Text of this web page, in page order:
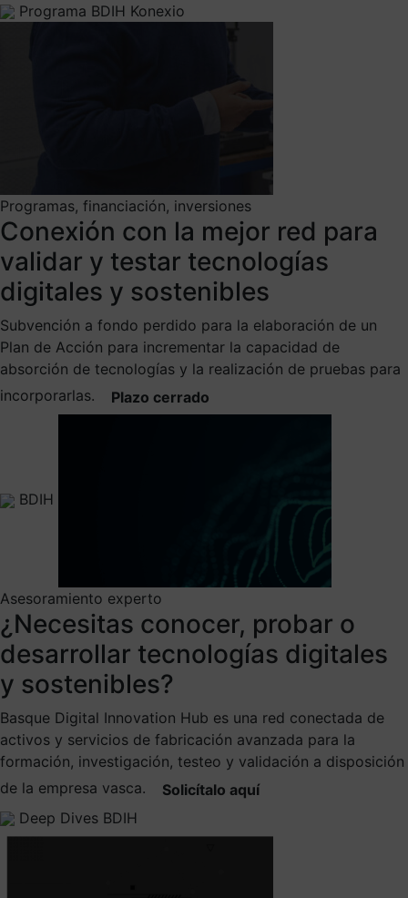
Programa BDIH Konexio
Programas, financiación, inversiones
Conexión con la mejor red para
validar y testar tecnologías
digitales y sostenibles
Subvención a fondo perdido para la elaboración de un
Plan de Acción para incrementar la capacidad de
absorción de tecnologías y la realización de pruebas para
incorporarlas.
Plazo cerrado
BDIH
Asesoramiento experto
¿Necesitas conocer, probar o
desarrollar tecnologías digitales
y sostenibles?
Basque Digital Innovation Hub es una red conectada de
activos y servicios de fabricación avanzada para la
formación, investigación, testeo y validación a disposición
de la empresa vasca.
Solicítalo aquí
Deep Dives BDIH